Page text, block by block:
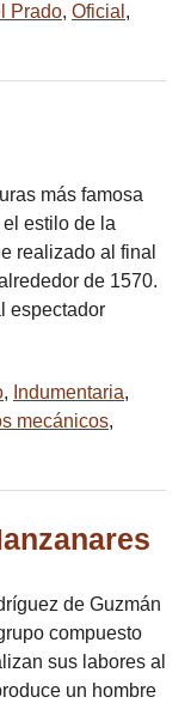
Prado, Oficial ,
más famosa
estilo de la
realizado al final
de 1570.
espectador
, Indumentaria,
mecánicos,
de Guzmán
compuesto
sus labores al
un hombre